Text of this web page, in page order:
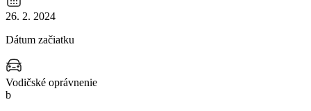
26. 2. 2024
Dátum začiatku
Vodičské oprávnenie
b